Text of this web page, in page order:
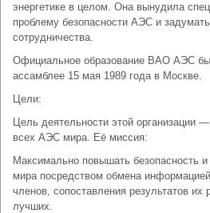
энергетике в целом. Она вынудила
проблему безопасности АЭС и
сотрудничества.
Официальное образование ВАО АЭС
ассамблее 15 мая 1989 года в Москве.
Цели:
Цель деятельности этой организации
всех АЭС мира. Её миссия:
Максимально повышать безопасность
мира посредством обмена
членов, сопоставления результатов
лучших.